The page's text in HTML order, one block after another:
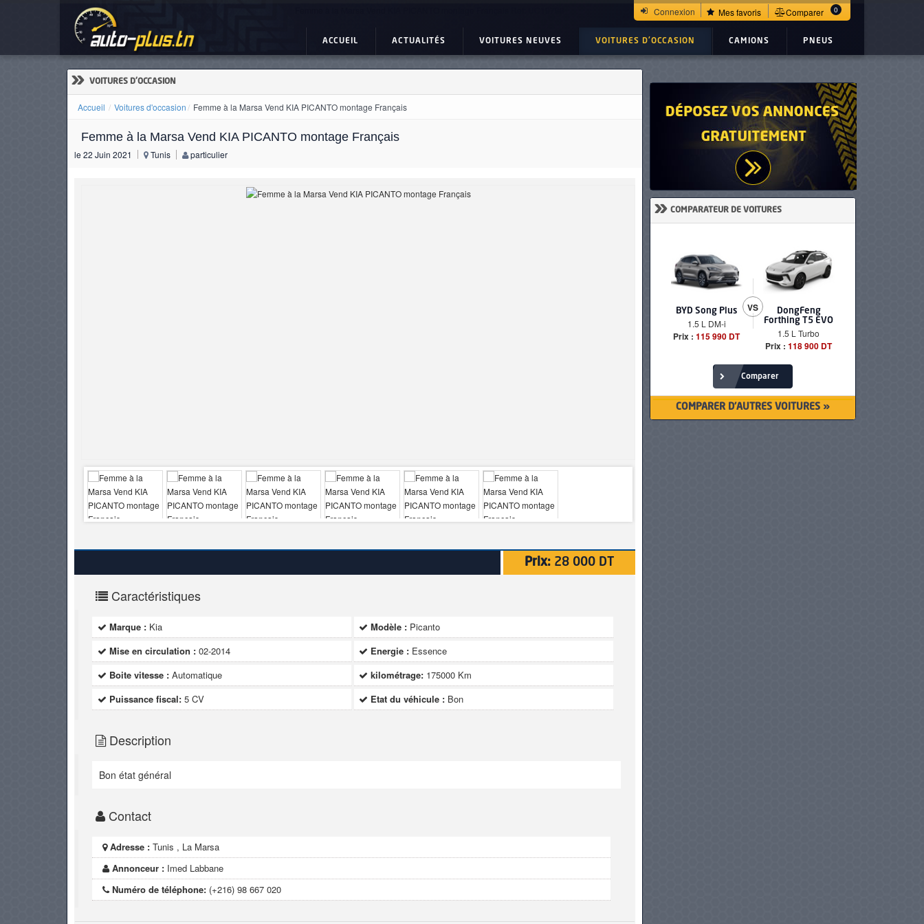
Connexion Mes favoris Comparer 0
ACCUEIL ACTUALITÉS VOITURES NEUVES VOITURES D'OCCASION CAMIONS PNEUS
» VOITURES D'OCCASION
Accueil Voitures d'occasion Femme à la Marsa Vend KIA PICANTO montage Français
Femme à la Marsa Vend KIA PICANTO montage Français
le 22 Juin 2021 Tunis particulier
Prix: 28 000 DT
Caractéristiques
Marque : Kia Modèle : Picanto
Mise en circulation : 02-2014 Energie : Essence
Boite vitesse : Automatique kilométrage: 175000 Km
Puissance fiscal: 5 CV Etat du véhicule : Bon
Description
Bon état général
Contact
Adresse : Tunis , La Marsa
Annonceur : Imed Labbane
Numéro de téléphone: (+216) 98 667 020
» COMPARATEUR DE VOITURES
BYD Song Plus
1.5 L DM-i
Prix : 115 990 DT
VS
DongFeng
Forthing T5 EVO
1.5 L Turbo
Prix : 118 900 DT
Comparer
COMPARER D'AUTRES VOITURES »
ACTUALITÉS